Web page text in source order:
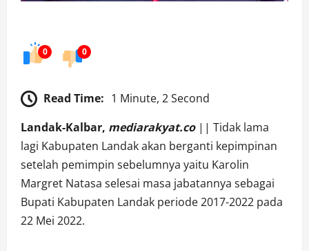
0 0
Read Time: 1 Minute, 2 Second
Landak-Kalbar, mediarakyat.co|| Tidak lama
lagi Kabupaten Landak akan berganti kepimpinan
setelah pemimpin sebelumnya yaitu Karolin
Margret Natasa selesai masa jabatannya sebagai
Bupati Kabupaten Landak periode 2017-2022 pada
22 Mei 2022.